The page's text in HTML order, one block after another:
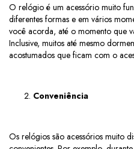
O relógio é um acessório muito
diferentes formas e em vários
você acorda, até o momento que
Inclusive, muitos até mesmo
acostumados que ficam com o
Conveniência
Os relógios são acessórios muito